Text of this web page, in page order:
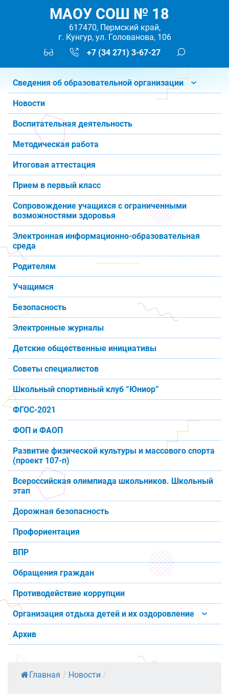
МАОУ СОШ № 18
617470, Пермский край,
г. Кунгур, ул. Голованова, 106
+7 (34 271) 3-67-27
Сведения об образовательной организации
Новости
Воспитательная деятельность
Методическая работа
Итоговая аттестация
Прием в первый класс
Сопровождение учащихся с ограниченными
возможностями здоровья
Электронная информационно-образовательная
среда
Родителям
Учащимся
Безопасность
Электронные журналы
Детские общественные инициативы
Советы специалистов
Школьный спортивный клуб “Юниор”
ФГОС-2021
ФОП и ФАОП
Развитие физической культуры и массового спорта
(проект 107-п)
Всероссийская олимпиада школьников. Школьный
этап
Дорожная безопасность
Профориентация
ВПР
Обращения граждан
Противодействие коррупции
Организация отдыха детей и их оздоровление
Архив
Главная / Новости /